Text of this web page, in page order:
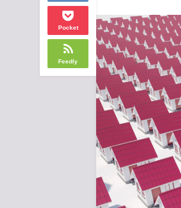
Pocket
Feedly